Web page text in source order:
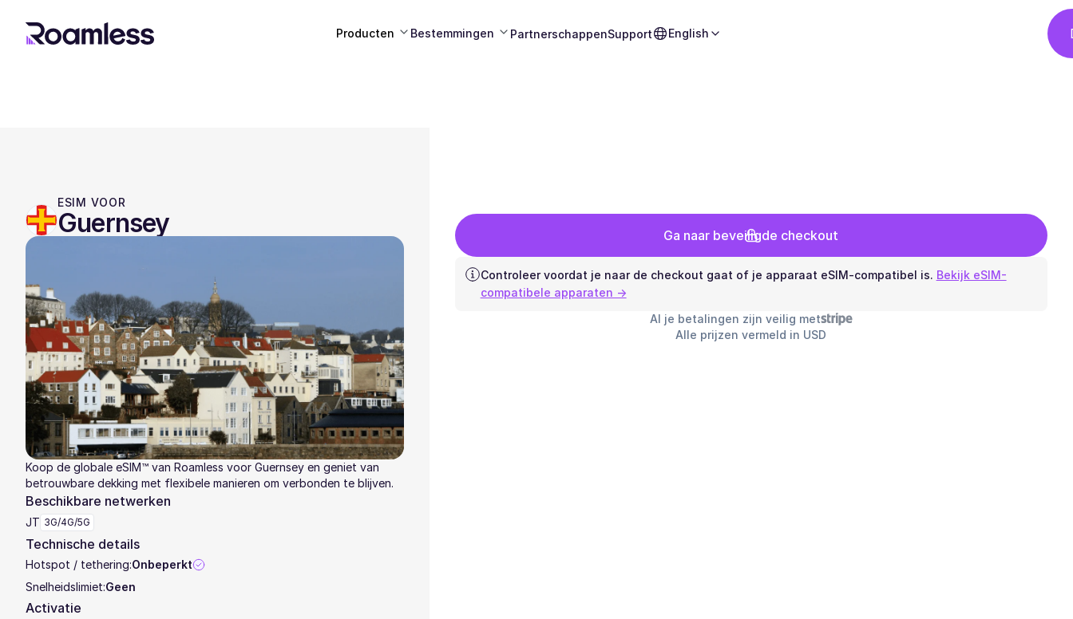
Producten Bestemmingen PartnerschappenSupport English
ESIM VOOR
Guernsey
Koop de globale eSIM™ van Roamless voor Guernsey en geniet van
betrouwbare dekking met flexibele manieren om verbonden te blijven.
Beschikbare netwerken
JT 3G/4G/5G
Technische details
Hotspot / tethering:Onbeperkt
Snelheidslimiet:Geen
Activatie
Ga naar beveiligde checkout
Controleer voordat je naar de checkout gaat of je apparaat eSIM-compatibel is. Bekijk eSIM-
compatibele apparaten →
Al je betalingen zijn veilig met
Alle prijzen vermeld in USD